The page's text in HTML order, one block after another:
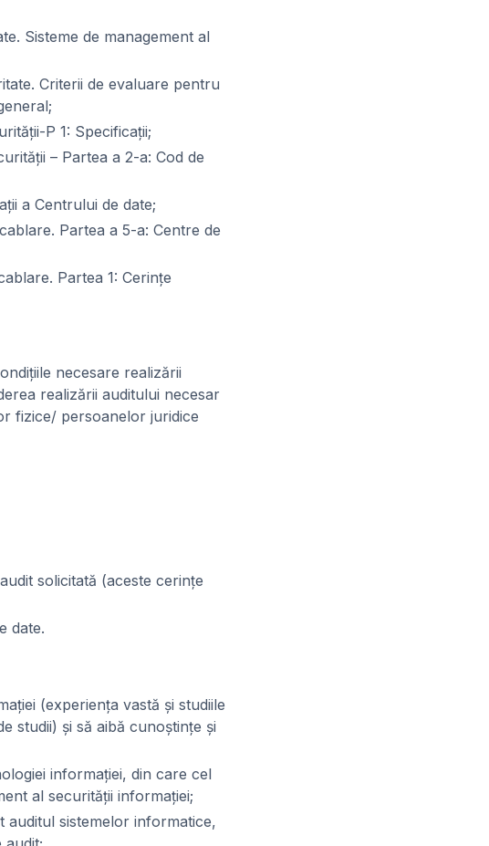
Sisteme de management al
Criterii de evaluare pentru
P 1: Specificaţii;
– Partea a 2-a: Cod de
a Centrului de date;
Partea a 5-a: Centre de
Partea 1: Cerinţe
necesare realizării
realizării auditului necesar
fizice/ persoanelor juridice
solicitată (aceste cerinţe
date.
(experienţa vastă şi studiile
studii) şi să aibă cunoştinţe şi
informaţiei, din care cel
al securităţii informaţiei;
sistemelor informatice,